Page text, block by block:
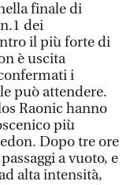
finale di
dei
il più forte di
è uscita
i
può attendere.
Raonic hanno
più
Dopo tre ore
a vuoto, e
alta intensità,